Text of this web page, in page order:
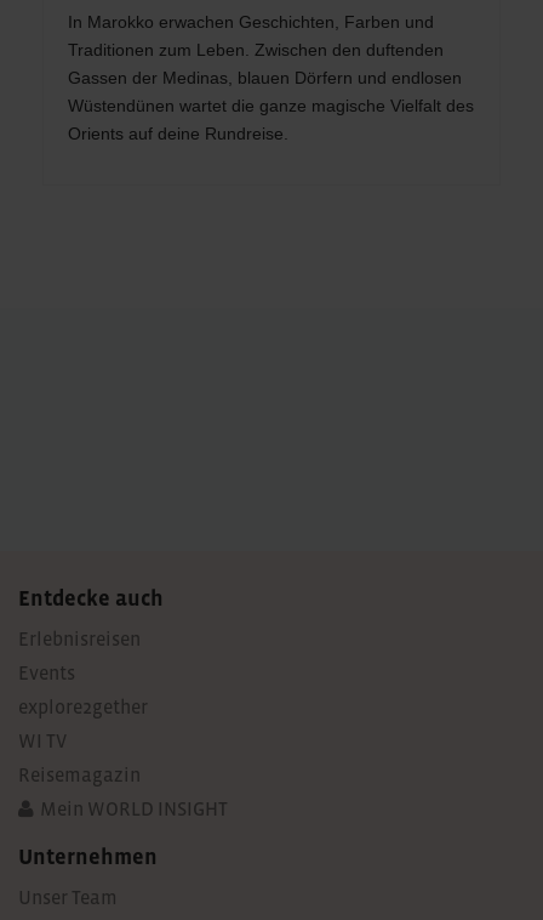
In Marokko erwachen Geschichten, Farben und
Traditionen zum Leben. Zwischen den duftenden
Gassen der Medinas, blauen Dörfern und endlosen
Wüstendünen wartet die ganze magische Vielfalt des
Orients auf deine Rundreise.
Entdecke auch
Erlebnisreisen
Events
explore2gether
WI TV
Reisemagazin
Mein WORLD INSIGHT
Unternehmen
Unser Team